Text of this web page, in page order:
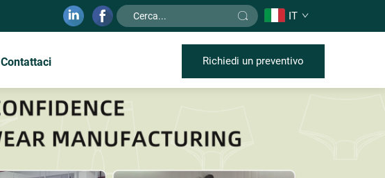
IT
Contattaci Richiedi un preventivo